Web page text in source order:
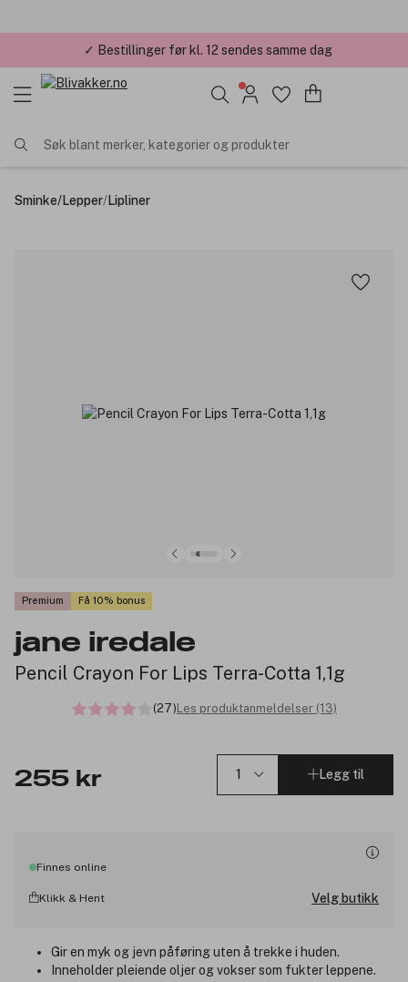
✓ Årets Nettbutikk 2026 og 2025
Søk blant merker, kategorier og produkter
Sminke/Lepper/Lipliner
Premium Få 10% bonus
jane iredale
Pencil Crayon For Lips Terra-Cotta 1,1g
(27)Les produktanmeldelser (13)
255 kr Legg til
Finnes online
Klikk & Hent Velg butikk
Gir en myk og jevn påføring uten å trekke i huden.
Inneholder pleiende oljer og vokser som fukter leppene.